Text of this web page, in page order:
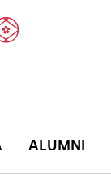
ALUMNI